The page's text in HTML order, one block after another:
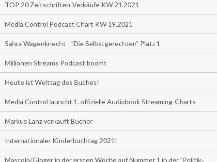
TOP 20 Zeitschriften-Verkäufe KW 21.2021
Media Control Podcast Chart KW 19.2021
Sahra Wagenknecht - "Die Selbstgerechten" Platz 1
Millionen Streams Podcast boomt
Heute ist Welttag des Buches!
Media Control launcht 1. offizielle Audiobook Streaming-Charts
Markus Lanz verkauft Bücher
Internationaler Kinderbuchtag 2021!
Mascolo/Gloger in der ersten Woche auf Nummer 1 in der "Politik-